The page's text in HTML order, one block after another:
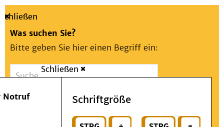
Suche
Schließen
Was suchen Sie?
Bitte geben Sie hier einen Begriff ein:
Suchen
Notfall
Schließen
Notruf Schriftgröße
Menü